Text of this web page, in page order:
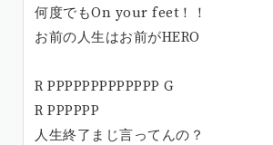
何度でもOn your feet！！
お前の人生はお前がHERO
R PPPPPPPPPPPPP G
R PPPPPP
人生終了まじ言ってんの？